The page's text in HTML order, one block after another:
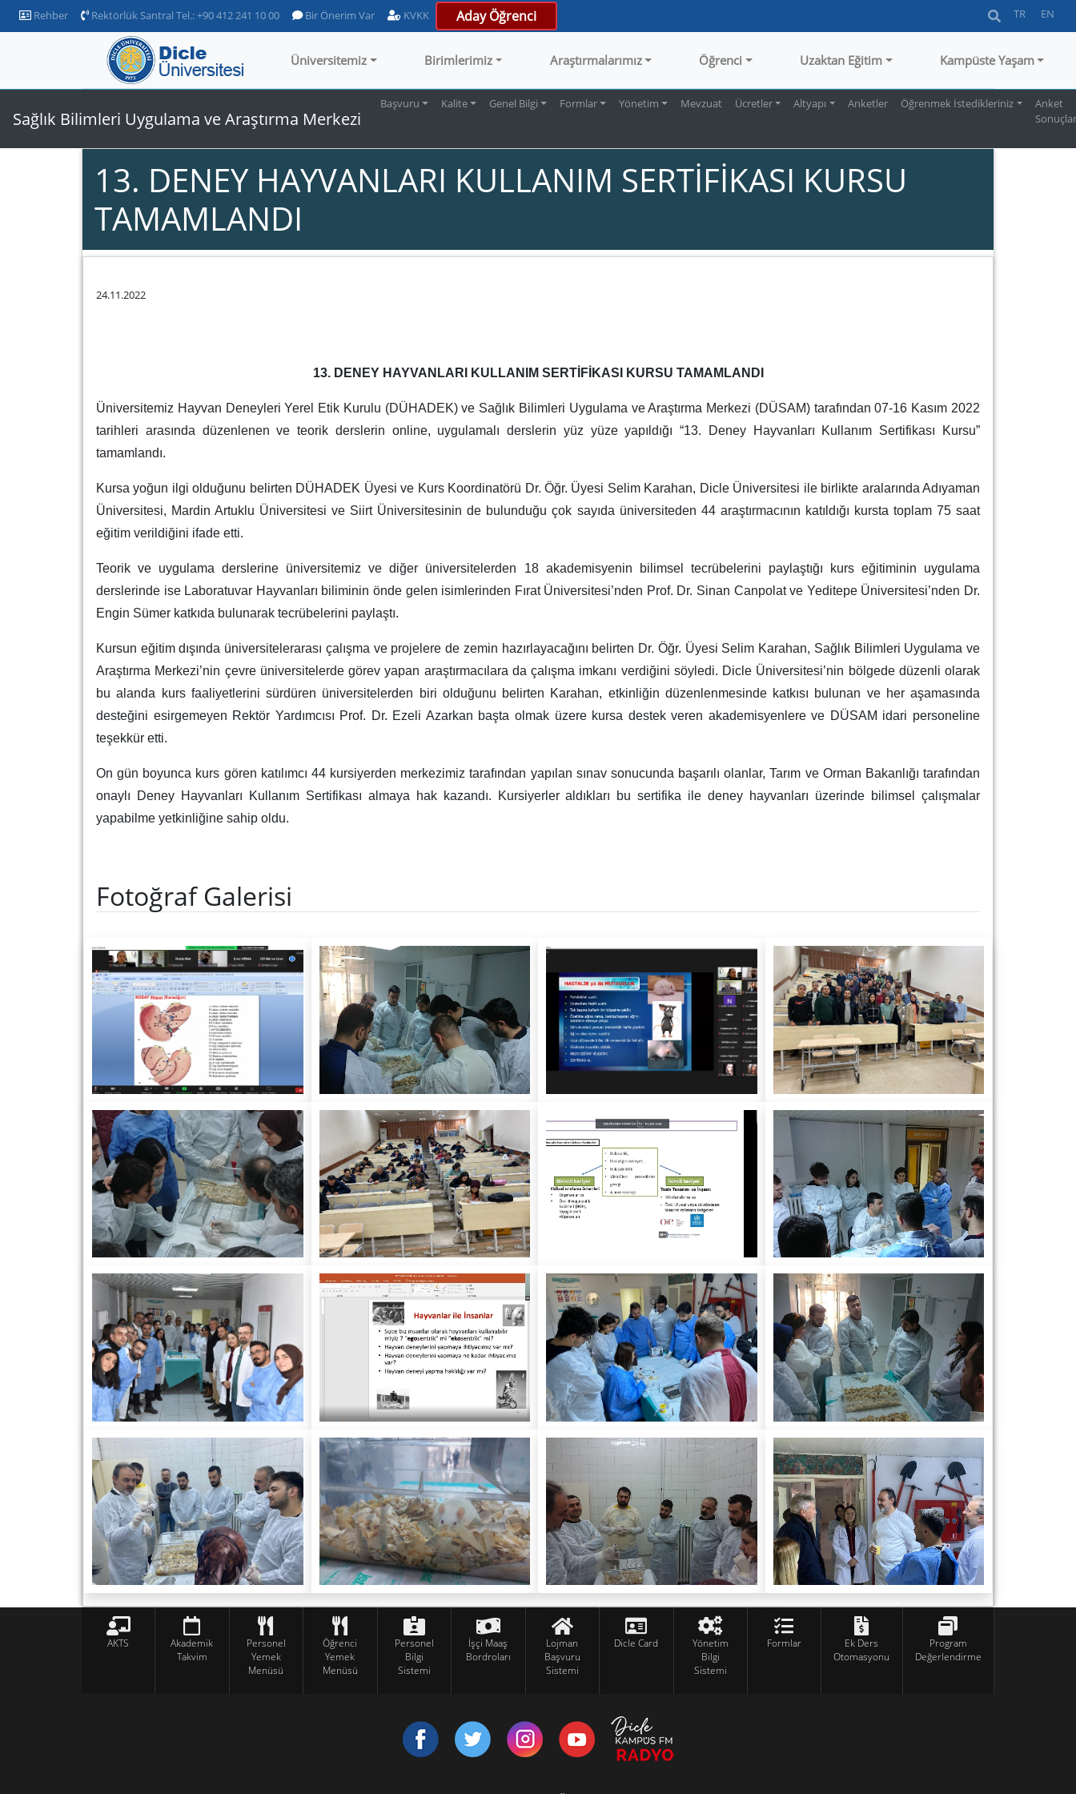
Rehber Rektörlük Santral Tel.: +90 412 241 10 00 Bir Önerim Var KVKK Aday Öğrenci TR EN
Üniversitemiz Birimlerimiz Araştırmalarımız Öğrenci Uzaktan Eğitim Kampüste Yaşam
Sağlık Bilimleri Uygulama ve Araştırma Merkezi
Başvuru Kalite Genel Bilgi Formlar Yönetim Mevzuat Ücretler Altyapı Anketler Öğrenmek İstedikleriniz
Anket
13. DENEY HAYVANLARI KULLANIM SERTİFİKASI KURSU
TAMAMLANDI
24.11.2022
13. DENEY HAYVANLARI KULLANIM SERTİFİKASI KURSU TAMAMLANDI
Üniversitemiz Hayvan Deneyleri Yerel Etik Kurulu (DÜHADEK) ve Sağlık Bilimleri Uygulama ve Araştırma Merkezi (DÜSAM) tarafından 07-16 Kasım 2022
tarihleri arasında düzenlenen ve teorik derslerin online, uygulamalı derslerin yüz yüze yapıldığı “13. Deney Hayvanları Kullanım Sertifikası Kursu”
tamamlandı.
Kursa yoğun ilgi olduğunu belirten DÜHADEK Üyesi ve Kurs Koordinatörü Dr. Öğr. Üyesi Selim Karahan, Dicle Üniversitesi ile birlikte aralarında Adıyaman
Üniversitesi, Mardin Artuklu Üniversitesi ve Siirt Üniversitesinin de bulunduğu çok sayıda üniversiteden 44 araştırmacının katıldığı kursta toplam 75 saat
eğitim verildiğini ifade etti.
Teorik ve uygulama derslerine üniversitemiz ve diğer üniversitelerden 18 akademisyenin bilimsel tecrübelerini paylaştığı kurs eğitiminin uygulama
derslerinde ise Laboratuvar Hayvanları biliminin önde gelen isimlerinden Fırat Üniversitesi’nden Prof. Dr. Sinan Canpolat ve Yeditepe Üniversitesi’nden Dr.
Engin Sümer katkıda bulunarak tecrübelerini paylaştı.
Kursun eğitim dışında üniversitelerarası çalışma ve projelere de zemin hazırlayacağını belirten Dr. Öğr. Üyesi Selim Karahan, Sağlık Bilimleri Uygulama ve
Araştırma Merkezi’nin çevre üniversitelerde görev yapan araştırmacılara da çalışma imkanı verdiğini söyledi. Dicle Üniversitesi’nin bölgede düzenli olarak
bu alanda kurs faaliyetlerini sürdüren üniversitelerden biri olduğunu belirten Karahan, etkinliğin düzenlenmesinde katkısı bulunan ve her aşamasında
desteğini esirgemeyen Rektör Yardımcısı Prof. Dr. Ezeli Azarkan başta olmak üzere kursa destek veren akademisyenlere ve DÜSAM idari personeline
teşekkür etti.
On gün boyunca kurs gören katılımcı 44 kursiyerden merkezimiz tarafından yapılan sınav sonucunda başarılı olanlar, Tarım ve Orman Bakanlığı tarafından
onaylı Deney Hayvanları Kullanım Sertifikası almaya hak kazandı. Kursiyerler aldıkları bu sertifika ile deney hayvanları üzerinde bilimsel çalışmalar
yapabilme yetkinliğine sahip oldu.
Fotoğraf Galerisi
AKTS
Akademik
Takvim
Personel
Yemek
Menüsü
Öğrenci
Yemek
Menüsü
Personel
Bilgi
Sistemi
İşçi Maaş
Bordroları
Lojman
Başvuru
Sistemi
Dicle Card
Yönetim
Bilgi
Sistemi
Formlar
Ek Ders
Otomasyonu
Program
Değerlendirme